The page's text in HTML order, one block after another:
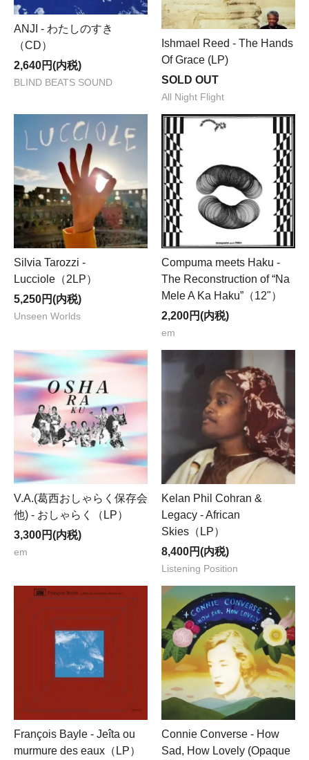
ANJI - わたしのすき
（CD）
2,640円(内税)
BLIND BEATS SOUND
Ishmael Reed - The Hands
Of Grace (LP)
SOLD OUT
All Night Flight
Silvia Tarozzi -
Lucciole（2LP）
5,250円(内税)
Unseen Worlds
Compuma meets Haku -
The Reconstruction of “Na
Mele A Ka Haku”（12"）
2,200円(内税)
em
V.A.(葛西おしゃらく保存会
他) - おしゃらく（LP）
3,300円(内税)
em
Kelan Phil Cohran &
Legacy - African
Skies（LP）
8,400円(内税)
Listening Position
François Bayle - Jeîta ou
murmure des eaux（LP）
Connie Converse - How
Sad, How Lovely (Opaque